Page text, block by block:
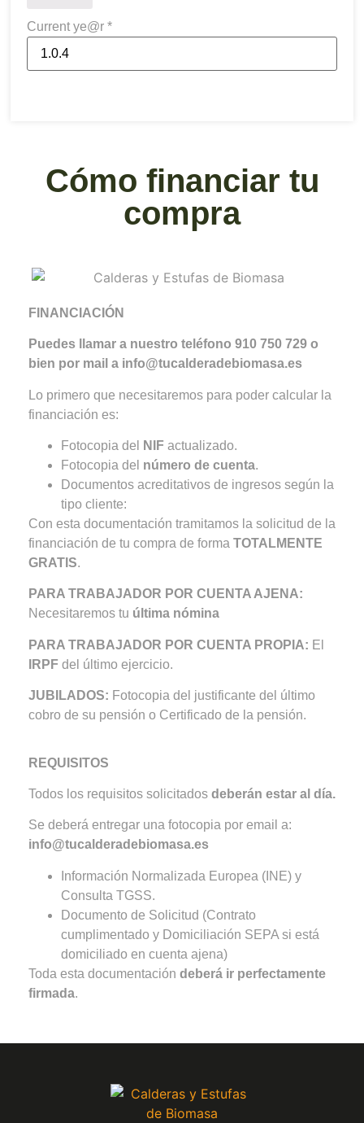
Current ye@r*
Cómo financiar tu
compra
FINANCIACIÓN
Puedes llamar a nuestro teléfono 910 750 729 o
bien por mail a info@tucalderadebiomasa.es
Lo primero que necesitaremos para poder calcular la
financiación es:
Fotocopia del NIF actualizado.
Fotocopia del número de cuenta.
Documentos acreditativos de ingresos según la
tipo cliente:
Con esta documentación tramitamos la solicitud de la
financiación de tu compra de forma TOTALMENTE
GRATIS.
PARA TRABAJADOR POR CUENTA AJENA:
Necesitaremos tu última nómina
PARA TRABAJADOR POR CUENTA PROPIA: El
IRPF del último ejercicio.
JUBILADOS: Fotocopia del justificante del último
cobro de su pensión o Certificado de la pensión.
REQUISITOS
Todos los requisitos solicitados deberán estar al día.
Se deberá entregar una fotocopia por email a:
info@tucalderadebiomasa.es
Información Normalizada Europea (INE) y
Consulta TGSS.
Documento de Solicitud (Contrato
cumplimentado y Domiciliación SEPA si está
domiciliado en cuenta ajena)
Toda esta documentación deberá ir perfectamente
firmada.